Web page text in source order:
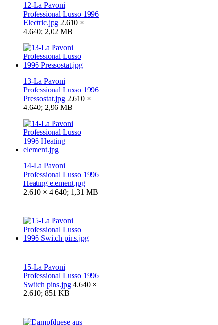
12-La Pavoni
Professional Lusso 1996
Electric.jpg 2.610 ×
4.640; 2,02 MB
13-La Pavoni
Professional Lusso 1996
Pressostat.jpg 2.610 ×
4.640; 2,96 MB
14-La Pavoni
Professional Lusso 1996
Heating element.jpg
2.610 × 4.640; 1,31 MB
15-La Pavoni
Professional Lusso 1996
Switch pins.jpg 4.640 ×
2.610; 851 KB